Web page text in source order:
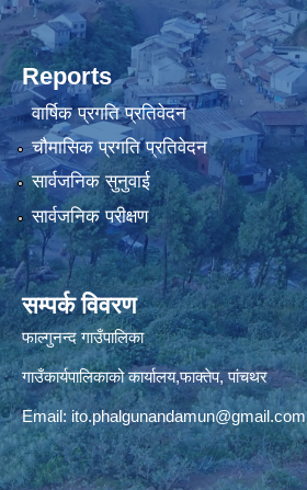
Reports
वार्षिक प्रगति प्रतिवेदन
चौमासिक प्रगति प्रतिवेदन
सार्वजनिक सुनुवाई
सार्वजनिक परीक्षण
सम्पर्क विवरण
फाल्गुनन्द गाउँपालिका
गाउँकार्यपालिकाको कार्यालय,फाक्तेप, पांचथर
Email: ito.phalgunandamun@gmail.com